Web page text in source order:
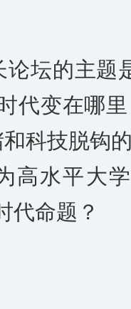
坛的主题
代变在哪
科技脱钩
高水平大
代命题？